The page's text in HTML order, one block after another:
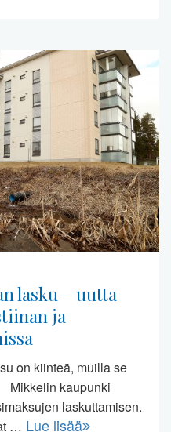
lasku – uutta
ja
on kiinteä, muilla se
Mikkelin kaupunki
laskuttamisen.
… Lue lisää